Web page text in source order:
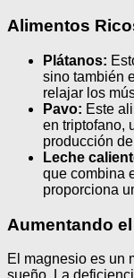
Alimentos
Plátanos:
sino también
relajar los
Pavo: Este
en triptofano,
producción
Leche
que combina
proporciona
Aumentando
El magnesio es un